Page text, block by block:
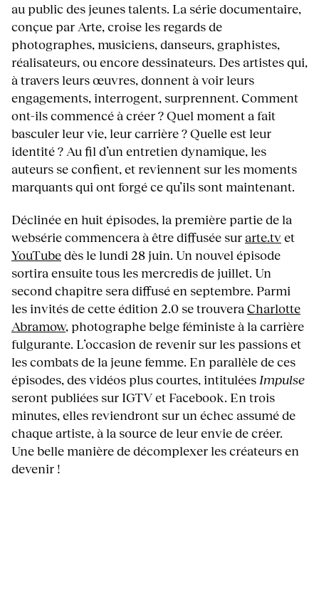
au public des jeunes talents. La série documentaire,
conçue par Arte, croise les regards de
photographes, musiciens, danseurs, graphistes,
réalisateurs, ou encore dessinateurs. Des artistes qui,
à travers leurs œuvres, donnent à voir leurs
engagements, interrogent, surprennent. Comment
ont-ils commencé à créer ? Quel moment a fait
basculer leur vie, leur carrière ? Quelle est leur
identité ? Au fil d’un entretien dynamique, les
auteurs se confient, et reviennent sur les moments
marquants qui ont forgé ce qu’ils sont maintenant.
Déclinée en huit épisodes, la première partie de la
websérie commencera à être diffusée sur arte.tvet
YouTubedès le lundi 28 juin. Un nouvel épisode
sortira ensuite tous les mercredis de juillet. Un
second chapitre sera diffusé en septembre. Parmi
les invités de cette édition 2.0 se trouvera Charlotte
Abramow, photographe belge féministe à la carrière
fulgurante. L’occasion de revenir sur les passions et
les combats de la jeune femme. En parallèle de ces
épisodes, des vidéos plus courtes, intitulées Impulse
seront publiées sur IGTV et Facebook. En trois
minutes, elles reviendront sur un échec assumé de
chaque artiste, à la source de leur envie de créer.
Une belle manière de décomplexer les créateurs en
devenir !